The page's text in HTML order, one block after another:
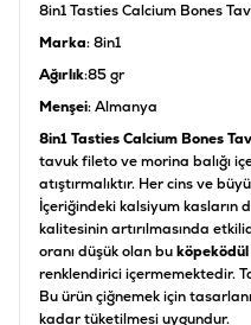
8in1 Tasties Calcium Bones
Marka: 8in1
Ağırlık:85 gr
Menşei: Almanya
8in1 Tasties Calcium Bones
tavuk fileto ve morina balığı
atıştırmalıktır. Her cins ve
İçeriğindeki kalsiyum kasların
kalitesinin artırılmasında
oranı düşük olan buköpeködül
renklendirici içermemektedir.
Bu ürün çiğnemek için
kadar tüketilmesi uygundur.